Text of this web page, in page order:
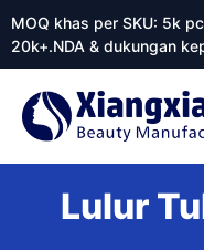
MOQ khas per SKU: 5k
20k+.NDA & dukungan
Lulur